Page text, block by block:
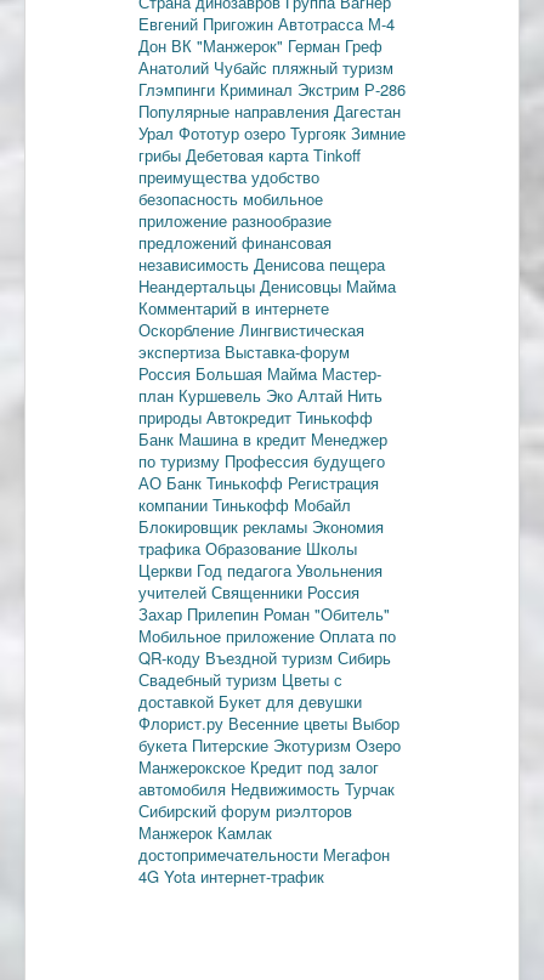
Евгений Пригожин Автотрасса М-4
Дон ВК "Манжерок" Герман Греф
Анатолий Чубайс пляжный туризм
Глэмпинги Криминал Экстрим Р-286
Популярные направления Дагестан
Урал Фототур озеро Тургояк Зимние
грибы Дебетовая картаTinkoff
преимуществаудобство
безопасность мобильное
приложение разнообразие
предложений финансовая
независимость Денисова пещера
Неандертальцы Денисовцы Майма
Комментарий в интернете
Оскорбление Лингвистическая
экспертиза Выставка-форум
Россия Большая Майма Мастер-
план Куршевель Эко Алтай Нить
природы Автокредит Тинькофф
Банк Машина в кредит Менеджер
по туризму Профессия будущего
АО Банк Тинькофф Регистрация
компании Тинькофф Мобайл
Блокировщик рекламы Экономия
трафикаОбразование Школы
Церкви Год педагогаУвольнения
учителей Священники Россия
Захар Прилепин Роман "Обитель"
Мобильное приложение Оплата по
QR-коду Въездной туризм Сибирь
Свадебный туризм Цветы с
доставкой Букет для девушки
Флорист.ру Весенние цветы Выбор
букета Питерские Экотуризм Озеро
Манжерокское Кредит под залог
автомобиля Недвижимость Турчак
Сибирский форум риэлторов
Манжерок Камлак
достопримечательности Мегафон
4G Yota интернет-трафик